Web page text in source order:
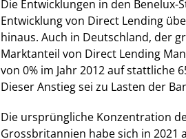
Die Entwicklungen in den
Entwicklung von Direct Lending
hinaus. Auch in Deutschland, der
Marktanteil von Direct Lending
von 0% im Jahr 2012 auf stattliche
Dieser Anstieg sei zu Lasten der
Die ursprüngliche Konzentration
Grossbritannien habe sich in 2021